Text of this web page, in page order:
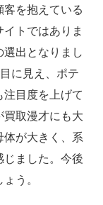
を抱えている
トではありま
選出となりまし
に見え、ポテ
目度を上げて
買取漫才にも大
体が大きく、系
じました。今後
う。